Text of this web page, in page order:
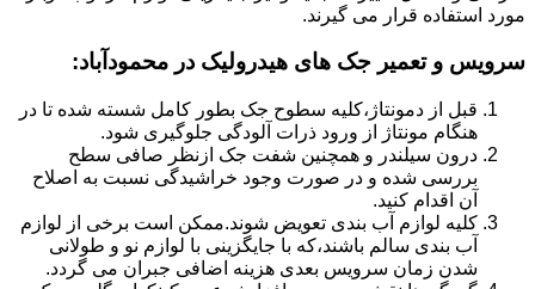
مورد استفاده قرار می گیرند.
سرویس و تعمیر جک های هیدرولیک در محمودآباد:
قبل از دمونتاژ،کلیه سطوح جک بطور کامل شسته شده تا در
هنگام مونتاژ از ورود ذرات آلودگی جلوگیری شود.
درون سیلندر و همچنین شفت جک ازنظر صافی سطح
بررسی شده و در صورت وجود خراشیدگی نسبت به اصلاح
آن اقدام کنید.
کلیه لوازم آب بندی تعویض شوند.ممکن است برخی از لوازم
آب بندی سالم باشند،که با جایگزینی با لوازم نو و طولانی
شدن زمان سرویس بعدی هزینه اضافی جبران می گردد.